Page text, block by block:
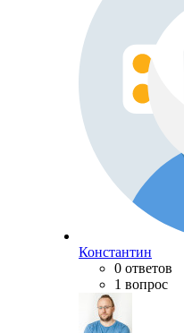
Константин
0 ответов
1 вопрос